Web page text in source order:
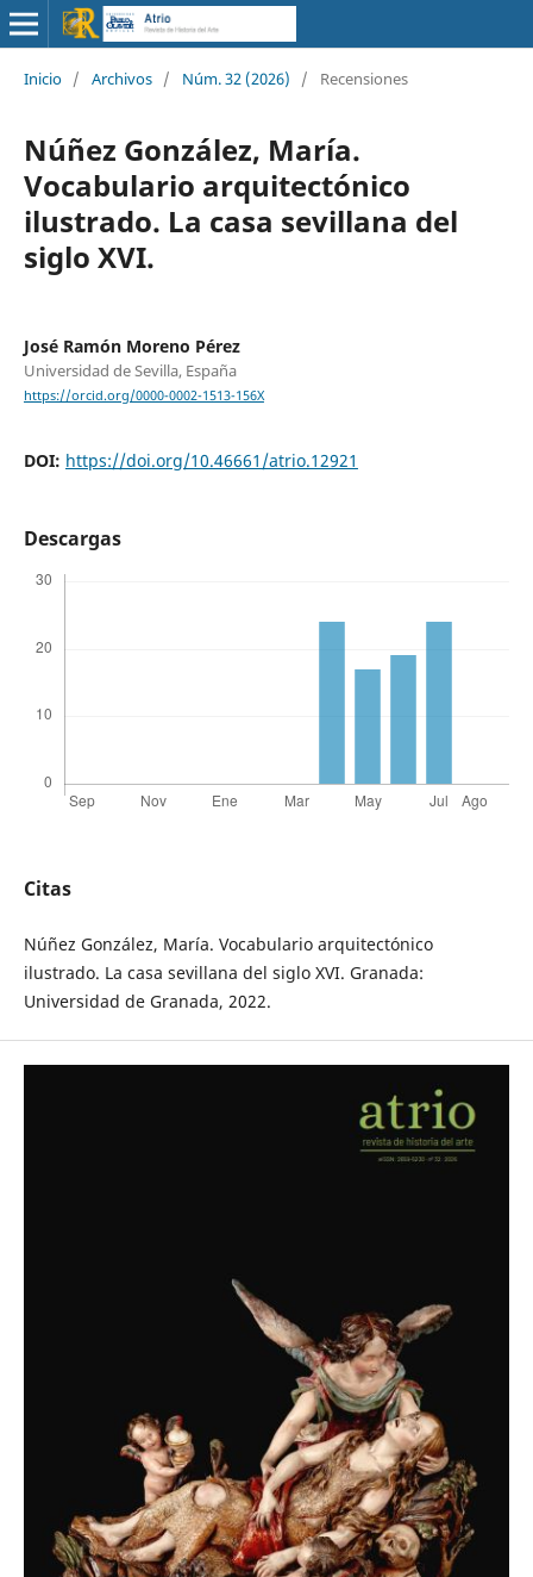
Inicio / Archivos / Núm. 32 (2026) / Recensiones
Núñez González, María.
Vocabulario arquitectónico
ilustrado. La casa sevillana del
siglo XVI.
José Ramón Moreno Pérez
Universidad de Sevilla, España
https://orcid.org/0000-0002-1513-156X
DOI: https://doi.org/10.46661/atrio.12921
Descargas
Citas
Núñez González, María. Vocabulario arquitectónico
ilustrado. La casa sevillana del siglo XVI. Granada:
Universidad de Granada, 2022.